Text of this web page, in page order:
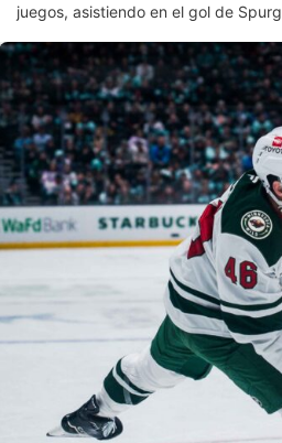
juegos, asistiendo en el gol de